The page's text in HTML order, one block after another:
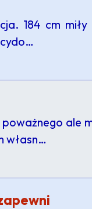
184 cm miły
poważnego ale
własn…